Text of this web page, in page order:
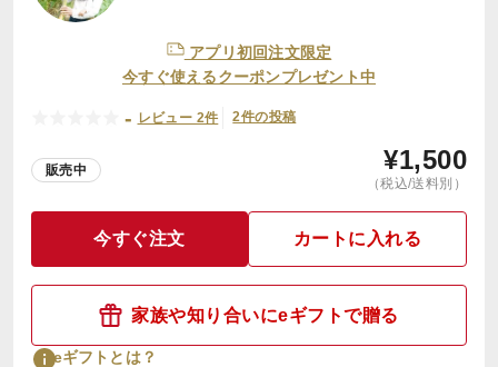
アプリ初回注文限定
今すぐ使えるクーポンプレゼント中
- レビュー 2件 2件の投稿
販売中 ¥1,500
（税込/送料別）
今すぐ注文 カートに入れる
家族や知り合いにeギフトで贈る
eギフトとは？